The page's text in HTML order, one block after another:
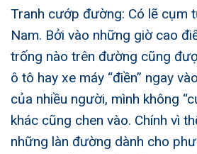
Tranh cướp đường: Có lẽ cụm
Nam. Bởi vào những giờ cao
trống nào trên đường cũng
ô tô hay xe máy “điền” ngay
của nhiều người, mình không
khác cũng chen vào. Chính vì
những làn đường dành cho